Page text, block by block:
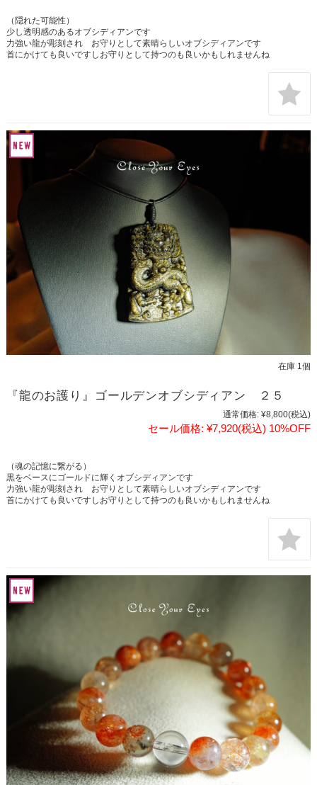
（隠れた可能性）
少し透明感のあるオブシディアンです
力強い龍が彫刻され お守りとして素晴らしいオブシディアンです
首にかけても良いですしお守りとして持つのも良いかもしれませんね
在庫 1個
『龍のお護り』ゴールデンオブシディアン ２５
通常価格: ¥8,800(税込)
セール価格: ¥7,920(税込) 10%OFF
（魂の記憶に繋がる）
黒をベースにゴールドに輝くオブシディアンです
力強い龍が彫刻され お守りとして素晴らしいオブシディアンです
首にかけても良いですしお守りとして持つのも良いかもしれませんね